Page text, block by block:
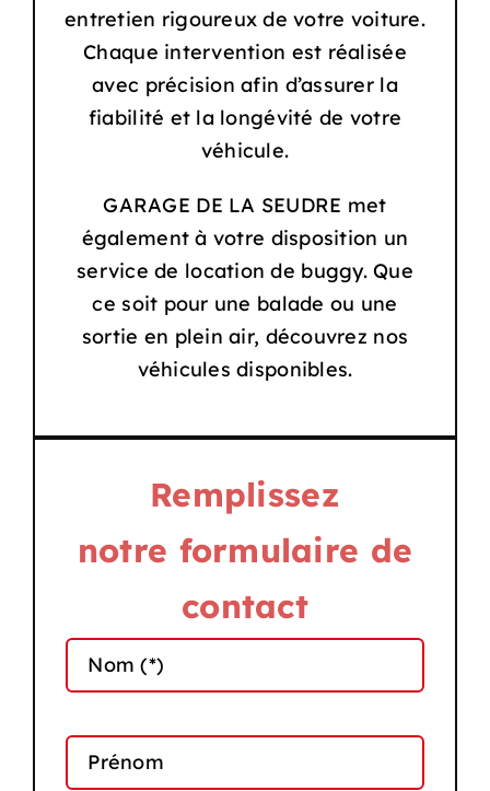
entretien rigoureux de votre voiture.
Chaque intervention est réalisée
avec précision afin d’assurer la
fiabilité et la longévité de votre
véhicule.
GARAGE DE LA SEUDRE met
également à votre disposition un
service de location de buggy. Que
ce soit pour une balade ou une
sortie en plein air, découvrez nos
véhicules disponibles.
Remplissez
notre formulaire de
contact
Nom (*)
Prénom